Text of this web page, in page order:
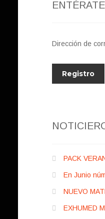
Dirección de
PACK
En Junio
NUEVO
EXHUMED